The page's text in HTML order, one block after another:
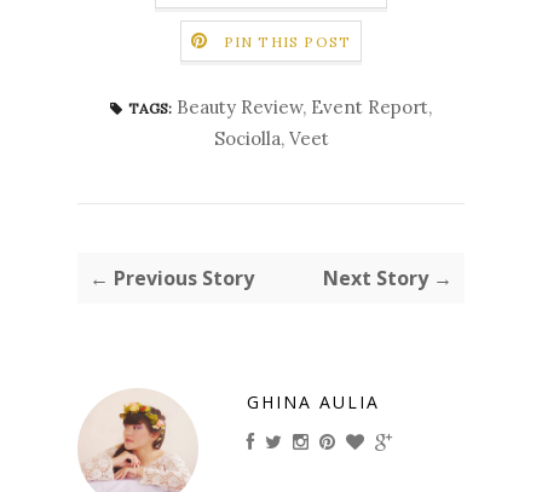
PIN THIS POST
TAGS: Beauty Review, Event Report,
Sociolla, Veet
← Previous Story Next Story →
GHINA AULIA